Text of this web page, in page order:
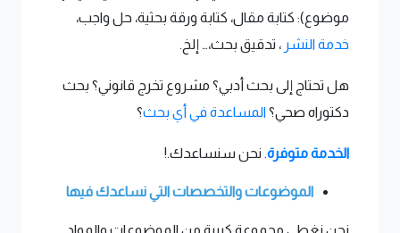
موضوع): كتابة مقال، كتابة ورقة بحثية، حل واجب،
خدمة النشر ، تدقيق بحث،… إلخ.
هل تحتاج إلى بحث أدبي؟ مشروع تخرج قانوني؟ بحث
دكتوراه صحي؟المساعدة في أي بحث؟
الخدمة متوفرة. نحن سنساعدك.!
الموضوعات والتخصصات التي نساعدك فيها
نحن نغطي مجموعة كبيرة من الموضوعات والمواد